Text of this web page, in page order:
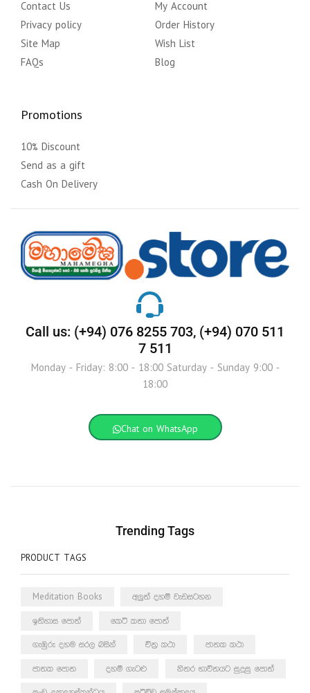
Contact Us
Privacy policy
Site Map
FAQs
My Account
Order History
Wish List
Blog
Promotions
10% Discount
Send as a gift
Cash On Delivery
Call us: (+94) 076 8255 703, (+94) 070 511
7 511
Monday - Friday: 8:00 - 18:00 Saturday - Sunday 9:00 -
18:00
Chat on WhatsApp
Trending Tags
PRODUCT TAGS
Meditation Books අලුත් දහම් වැඩසටහන
ඉතිහාස පොත් කෙටි කතා පොත්
ගැඹුරු දහම සරල බසින් චිත්‍ර කථා ජාතක කථා
ජාතක පොත දහම් ගැටළු නිතර භාවිතයට සුදුසු පොත්